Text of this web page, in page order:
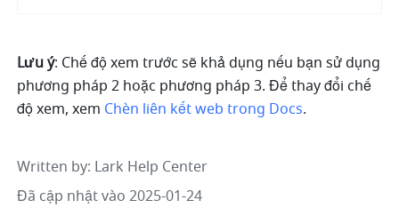
Lưu ý: Chế độ xem trước sẽ khả dụng nếu bạn sử dụng
phương pháp 2 hoặc phương pháp 3. Để thay đổi chế
độ xem, xem Chèn liên kết web trong Docs.
Written by: Lark Help Center
Đã cập nhật vào 2025-01-24